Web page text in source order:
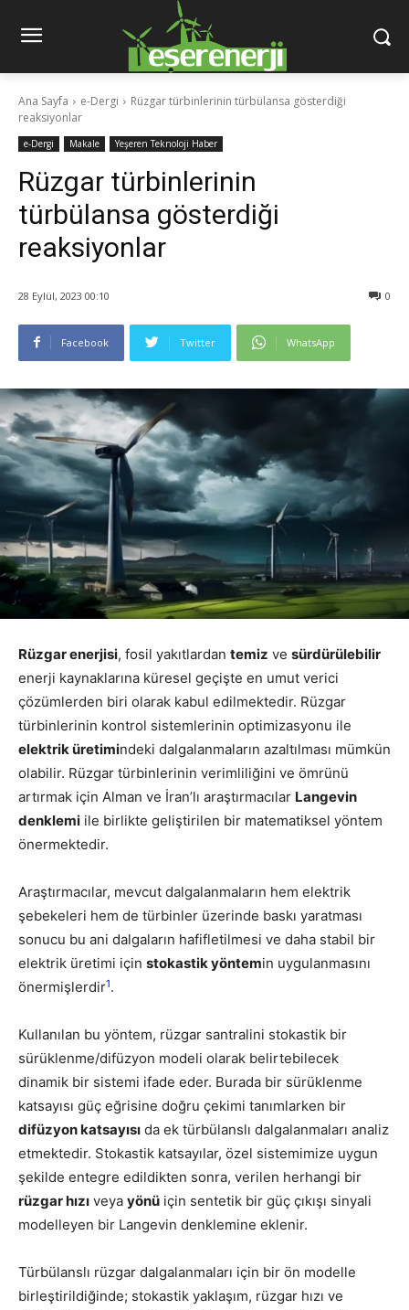
Ana Sayfa e-Dergi
Rüzgar türbinlerinin türbülansa gösterdiği
reaksiyonlar
e-Dergi Makale Yeşeren Teknoloji Haber
Rüzgar türbinlerinin
türbülansa gösterdiği
reaksiyonlar
28 Eylül, 2023 00:10 0
Facebook Twitter WhatsApp
Rüzgar enerjisi, fosil yakıtlardan temiz ve sürdürülebilir
enerji kaynaklarına küresel geçişte en umut verici
çözümlerden biri olarak kabul edilmektedir. Rüzgar
türbinlerinin kontrol sistemlerinin optimizasyonu ile
elektrik üretimindeki dalgalanmaların azaltılması mümkün
olabilir. Rüzgar türbinlerinin verimliliğini ve ömrünü
artırmak için Alman ve İran’lı araştırmacılar Langevin
denklemi ile birlikte geliştirilen bir matematiksel yöntem
önermektedir.
Araştırmacılar, mevcut dalgalanmaların hem elektrik
şebekeleri hem de türbinler üzerinde baskı yaratması
sonucu bu ani dalgaların hafifletilmesi ve daha stabil bir
elektrik üretimi için stokastik yöntemin uygulanmasını
önermişlerdir1.
Kullanılan bu yöntem, rüzgar santralini stokastik bir
sürüklenme/difüzyon modeli olarak belirtebilecek
dinamik bir sistemi ifade eder. Burada bir sürüklenme
katsayısı güç eğrisine doğru çekimi tanımlarken bir
difüzyon katsayısı da ek türbülanslı dalgalanmaları analiz
etmektedir. Stokastik katsayılar, özel sistemimize uygun
şekilde entegre edildikten sonra, verilen herhangi bir
rüzgar hızı veya yönü için sentetik bir güç çıkışı sinyali
modelleyen bir Langevin denklemine eklenir.
Türbülanslı rüzgar dalgalanmaları için bir ön modelle
birleştirildiğinde; stokastik yaklaşım, rüzgar hızı ve